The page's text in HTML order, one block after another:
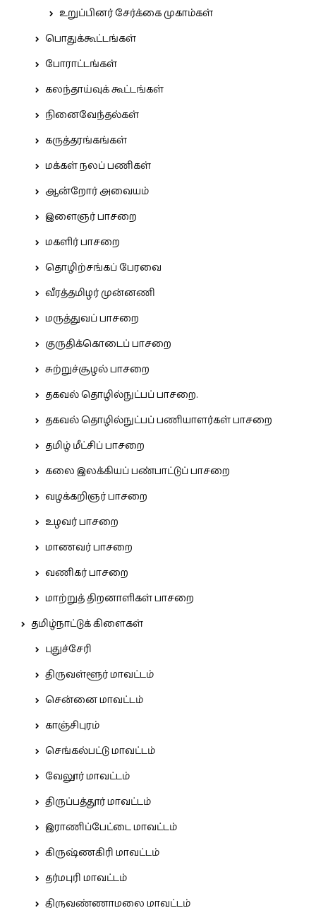
உறுப்பினர் சேர்க்கை முகாம்கள்
பொதுக்கூட்டங்கள்
போராட்டங்கள்
கலந்தாய்வுக் கூட்டங்கள்
நினைவேந்தல்கள்
கருத்தரங்கங்கள்
மக்கள் நலப் பணிகள்
ஆன்றோர் அவையம்
இளைஞர் பாசறை
மகளிர் பாசறை
தொழிற்சங்கப் பேரவை
வீரத்தமிழர் முன்னணி
மருத்துவப் பாசறை
குருதிக்கொடைப் பாசறை
சுற்றுச்சூழல் பாசறை
தகவல் தொழில்நுட்பப் பாசறை.
தகவல் தொழில்நுட்பப் பணியாளர்கள் பாசறை
தமிழ் மீட்சிப் பாசறை
கலை இலக்கியப் பண்பாட்டுப் பாசறை
வழக்கறிஞர் பாசறை
உழவர் பாசறை
மாணவர் பாசறை
வணிகர் பாசறை
மாற்றுத் திறனாளிகள் பாசறை
தமிழ்நாட்டுக் கிளைகள்
புதுச்சேரி
திருவள்ளூர் மாவட்டம்
சென்னை மாவட்டம்
காஞ்சிபுரம்
செங்கல்பட்டு மாவட்டம்
வேலூர் மாவட்டம்
திருப்பத்தூர் மாவட்டம்
இராணிப்பேட்டை மாவட்டம்
கிருஷ்ணகிரி மாவட்டம்
தர்மபுரி மாவட்டம்
திருவண்ணாமலை மாவட்டம்